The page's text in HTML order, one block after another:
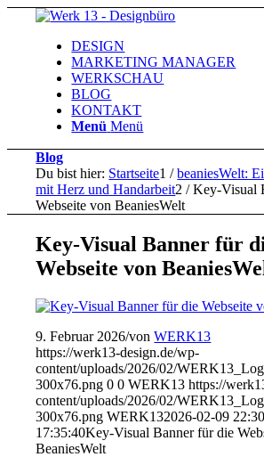
DESIGN
MARKETING MANAGER
WERKSCHAU
BLOG
KONTAKT
Menü Menü
Blog
Du bist hier: Startseite1 / beaniesWelt:
mit Herz und Handarbeit2 / Key-Visual
Webseite von BeaniesWelt
Key-Visual Banner für
Webseite von
9. Februar 2026/vonWERK13
https://werk13-design.de/wp-
content/uploads/2026/02/
300x76.png 0 0 WERK13 https://
content/uploads/2026/02/
300x76.png WERK132026-02-09
17:35:40Key-Visual Banner für die
BeaniesWelt